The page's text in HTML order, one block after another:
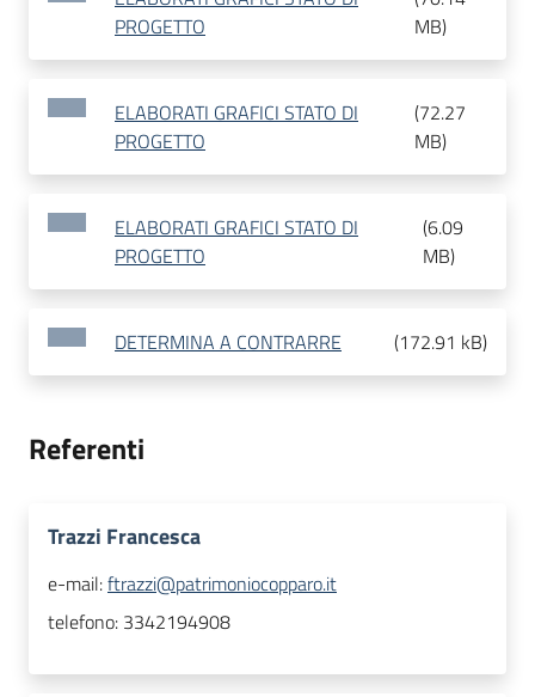
PROGETTO
MB)
ELABORATI GRAFICI STATO DI
PROGETTO
(72.27
MB)
ELABORATI GRAFICI STATO DI
PROGETTO
(6.09
MB)
DETERMINA A CONTRARRE (172.91 kB)
Referenti
Trazzi Francesca
e-mail:ftrazzi@patrimoniocopparo.it
telefono: 3342194908